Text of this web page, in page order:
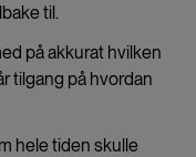
til.
på akkurat hvilken
tilgang på hvordan
hele tiden skulle